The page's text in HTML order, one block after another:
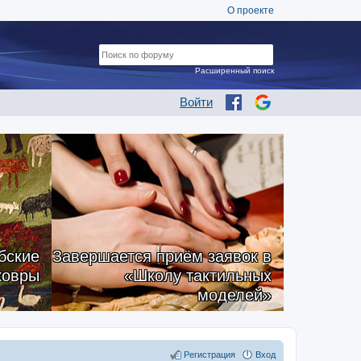
О проекте
Войти
Расширенный поиск
Завершается приём заявок в
«Школу тактильных
моделей»
Вход
Регистрация